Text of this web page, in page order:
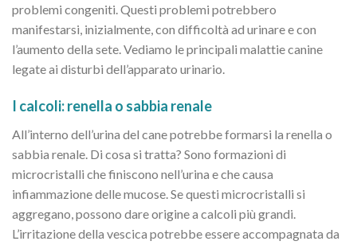
problemi congeniti. Questi problemi potrebbero
manifestarsi, inizialmente, con difficoltà ad urinare e con
l’aumento della sete. Vediamo le principali malattie canine
legate ai disturbi dell’apparato urinario.
I calcoli: renella o sabbia renale
All’interno dell’urina del cane potrebbe formarsi la renella o
sabbia renale. Di cosa si tratta? Sono formazioni di
microcristalli che finiscono nell’urina e che causa
infiammazione delle mucose. Se questi microcristalli si
aggregano, possono dare origine a calcoli più grandi.
L’irritazione della vescica potrebbe essere accompagnata da